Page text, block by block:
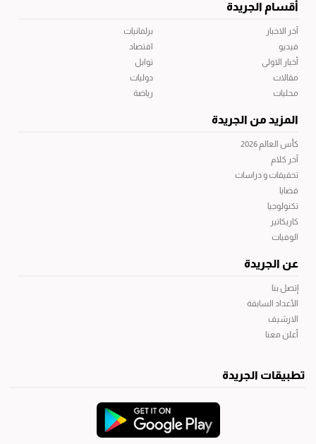
أقسام الجريدة
آخر الاخبار
فيديو
أخبار الاولى
مقالات
محليات
برلمانيات
اقتصاد
توابل
دوليات
رياضة
المزيد من الجريدة
كأس العالم 2026
آخر كلام
تحقيقات و دراسات
قضايا
تكنولوجيا
كاريكاتير
الوفيات
عن الجريدة
إتصل بنا
الأعداد السابقة
الارشيف
أعلن معنا
تطبيقات الجريدة